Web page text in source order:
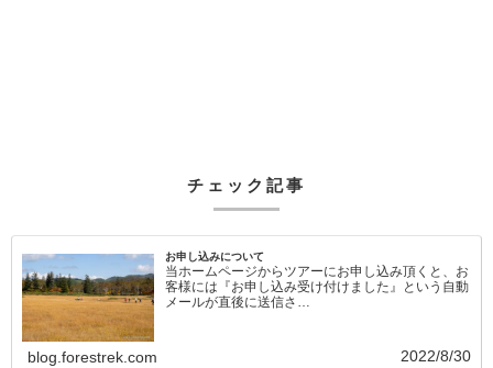
チェック記事
お申し込みについて
当ホームページからツアーにお申し込み頂くと、お
客様には『お申し込み受け付けました』という自動
メールが直後に送信さ…
blog.forestrek.com 2022/8/30